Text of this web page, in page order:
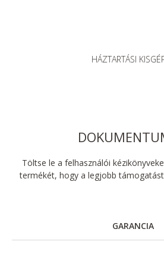
HÁZTARTÁSI
Töltse le a felhasználói
termékét, hogy a legjobb
GARANCIA